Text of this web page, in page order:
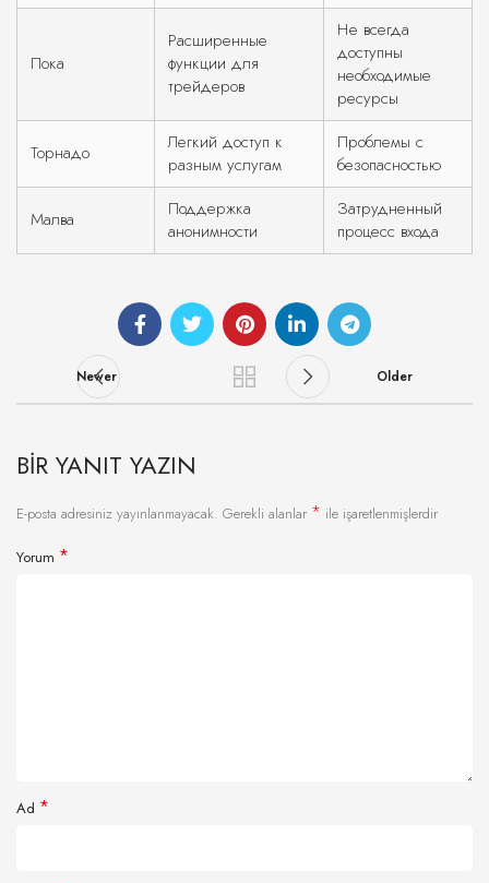
Пока
Расширенные
функции для
трейдеров
Не всегда
доступны
необходимые
ресурсы
Торнадо
Легкий доступ к
разным услугам
Проблемы с
безопасностью
Малва
Поддержка
анонимности
Затрудненный
процесс входа
Newer Older
BIR YANIT YAZIN
E-posta adresiniz yayınlanmayacak. Gerekli alanlar * ile işaretlenmişlerdir
Yorum *
Ad *